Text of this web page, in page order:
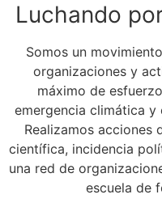
Luchando
Somos un
organizaciones y
máximo de
emergencia climática
Realizamos acciones
científica, incidencia
una red de
escuela de